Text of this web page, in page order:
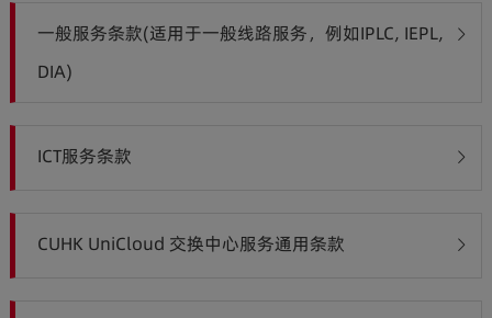
一般服务条款(适用于一般线路服务，例如IPLC, IEPL,
DIA)
ICT服务条款
CUHK UniCloud 交换中心服务通用条款